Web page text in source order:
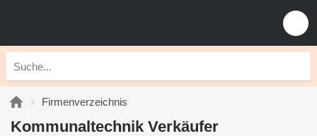
Firmenverzeichnis
Kommunaltechnik Verkäufer